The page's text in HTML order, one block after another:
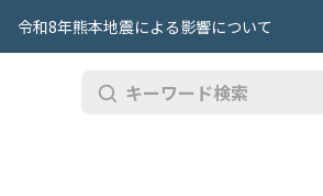
令和8年熊本地震による影響について